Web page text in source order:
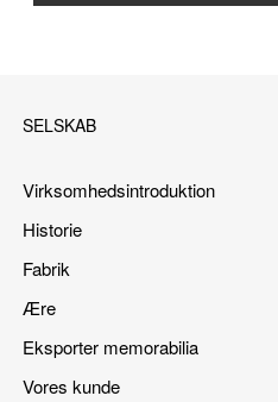
SELSKAB
Virksomhedsintroduktion
Historie
Fabrik
Ære
Eksporter memorabilia
Vores kunde